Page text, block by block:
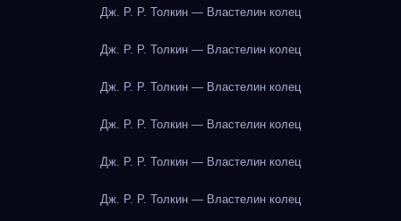
Дж. Р. Р. Толкин — Властелин колец
Дж. Р. Р. Толкин — Властелин колец
Дж. Р. Р. Толкин — Властелин колец
Дж. Р. Р. Толкин — Властелин колец
Дж. Р. Р. Толкин — Властелин колец
Дж. Р. Р. Толкин — Властелин колец